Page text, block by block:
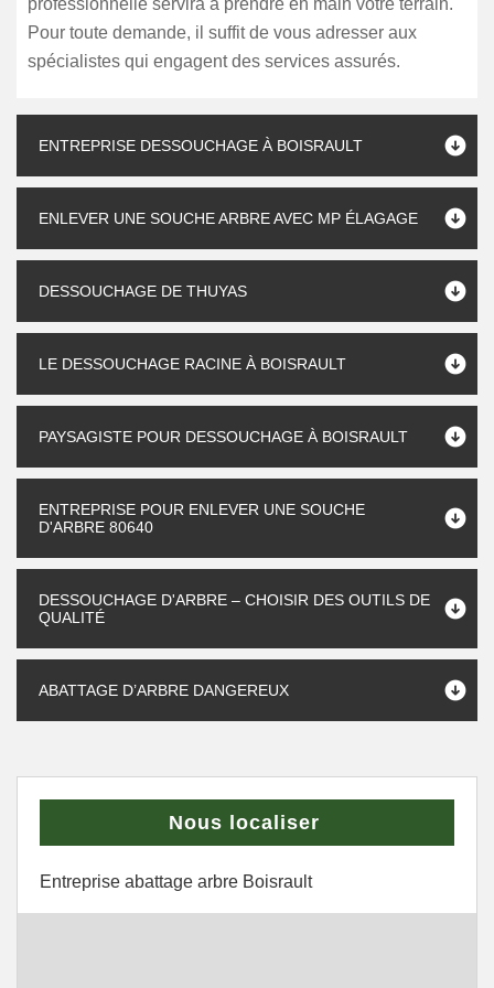
professionnelle servira à prendre en main votre terrain.
Pour toute demande, il suffit de vous adresser aux
spécialistes qui engagent des services assurés.
ENTREPRISE DESSOUCHAGE À BOISRAULT
ENLEVER UNE SOUCHE ARBRE AVEC MP ÉLAGAGE
DESSOUCHAGE DE THUYAS
LE DESSOUCHAGE RACINE À BOISRAULT
PAYSAGISTE POUR DESSOUCHAGE À BOISRAULT
ENTREPRISE POUR ENLEVER UNE SOUCHE
D'ARBRE 80640
DESSOUCHAGE D'ARBRE – CHOISIR DES OUTILS DE
QUALITÉ
ABATTAGE D’ARBRE DANGEREUX
Nous localiser
Entreprise abattage arbre Boisrault